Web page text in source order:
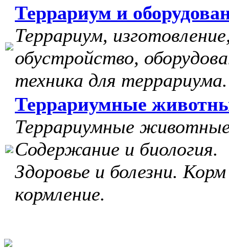
Террариум и
Террариум,
обустройство,
техника для террариума.
Террариумные
Террариумные
Содержание и биология.
Здоровье и болезни.
кормление.